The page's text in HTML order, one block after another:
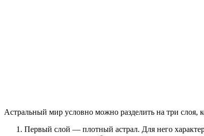
Астральный мир условно можно разделить на три слоя,
Первый слой — плотный астрал. Для него